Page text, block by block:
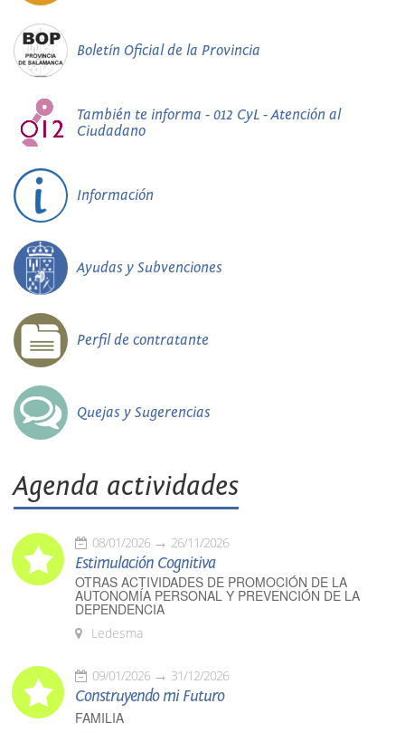
Boletín Oficial de la Provincia
También te informa - 012 CyL - Atención al
Ciudadano
Información
Ayudas y Subvenciones
Perfil de contratante
Quejas y Sugerencias
Agenda actividades
08/01/2026 26/11/2026
Estimulación Cognitiva
OTRAS ACTIVIDADES DE PROMOCIÓN DE LA
AUTONOMÍA PERSONAL Y PREVENCIÓN DE LA
DEPENDENCIA
Ledesma
09/01/2026 31/12/2026
Construyendo mi Futuro
FAMILIA